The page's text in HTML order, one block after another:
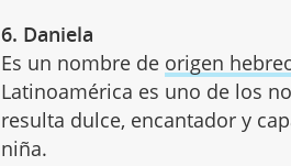
6. Daniela
Es un nombre de origen
Latinoamérica es uno de los
resulta dulce, encantador y
niña.